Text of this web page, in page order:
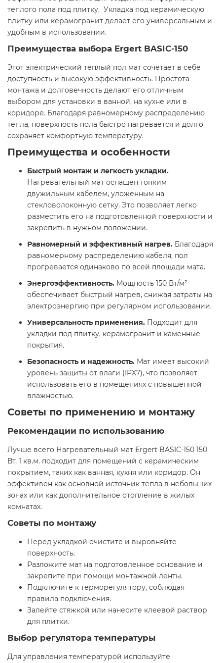
теплого пола под плитку. Укладка под керамическую
плитку или керамогранит делает его универсальным и
удобным в использовании.
Преимущества выбора Ergert BASIC-150
Этот электрический теплый пол мат сочетает в себе
доступность и высокую эффективность. Простота
монтажа и долговечность делают его отличным
выбором для установки в ванной, на кухне или в
коридоре. Благодаря равномерному распределению
тепла, поверхность пола быстро нагревается и долго
сохраняет комфортную температуру.
Преимущества и особенности
Быстрый монтаж и легкость укладки.
Нагревательный мат оснащен тонким
двужильным кабелем, уложенным на
стекловолоконную сетку. Это позволяет легко
разместить его на подготовленной поверхности и
закрепить в нужном положении.
Равномерный и эффективный нагрев. Благодаря
равномерному распределению кабеля, пол
прогревается одинаково по всей площади мата.
Энергоэффективность. Мощность 150 Вт/м²
обеспечивает быстрый нагрев, снижая затраты на
электроэнергию при регулярном использовании.
Универсальность применения. Подходит для
укладки под плитку, керамогранит и каменные
покрытия.
Безопасность и надежность. Мат имеет высокий
уровень защиты от влаги (IPX7), что позволяет
использовать его в помещениях с повышенной
влажностью.
Советы по применению и монтажу
Рекомендации по использованию
Лучше всего Нагревательный мат Ergert BASIC-150 150
Вт, 1 кв.м. подходит для помещений с керамическим
покрытием, таких как ванная, кухня или коридор. Он
эффективен как основной источник тепла в небольших
зонах или как дополнительное отопление в жилых
комнатах.
Советы по монтажу
Перед укладкой очистите и выровняйте
поверхность.
Разложите мат на подготовленное основание и
закрепите при помощи монтажной ленты.
Подключите к терморегулятору, соблюдая
правила подключения.
Залейте стяжкой или нанесите клеевой раствор
для плитки.
Выбор регулятора температуры
Для управления температурой используйте